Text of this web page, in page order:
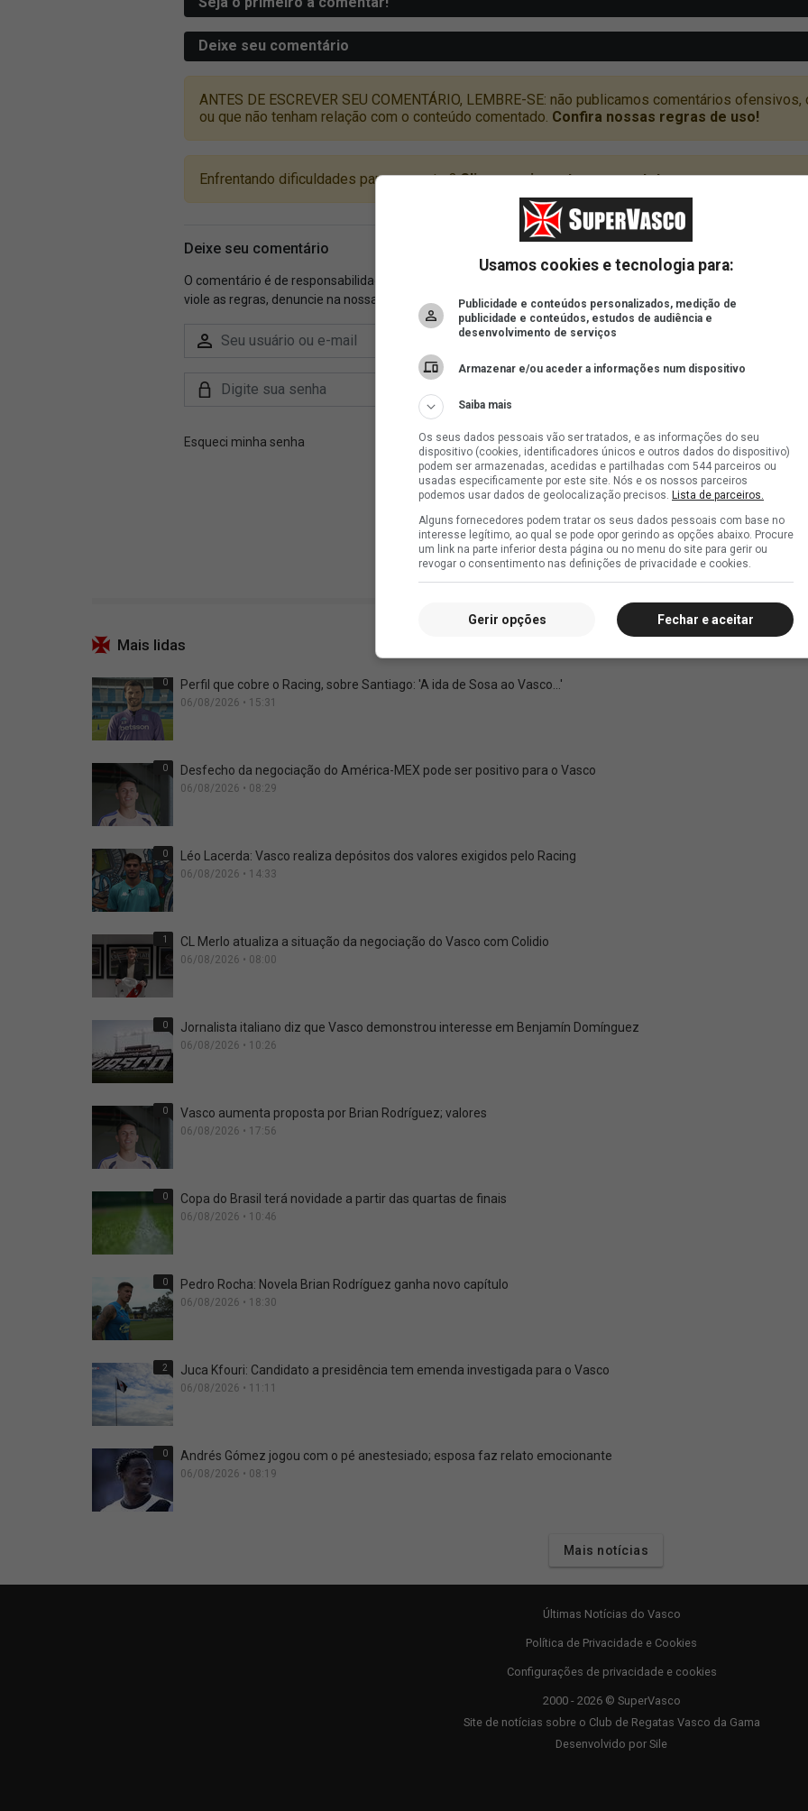
Mais lidas
0 Perfil que cobre o Racing, sobre Santiago: 'A ida de Sosa ao Vasco...'
06/08/2026 • 15:31
0 Desfecho da negociação do América-MEX pode ser positivo para o Vasco
06/08/2026 • 08:29
0 Léo Lacerda: Vasco realiza depósitos dos valores exigidos pelo Racing
06/08/2026 • 14:33
1 CL Merlo atualiza a situação da negociação do Vasco com Colidio
06/08/2026 • 08:00
0 Jornalista italiano diz que Vasco demonstrou interesse em Benjamín Domínguez
06/08/2026 • 10:26
0 Vasco aumenta proposta por Brian Rodríguez; valores
06/08/2026 • 17:56
0 Copa do Brasil terá novidade a partir das quartas de finais
06/08/2026 • 10:46
0 Pedro Rocha: Novela Brian Rodríguez ganha novo capítulo
06/08/2026 • 18:30
2 Juca Kfouri: Candidato a presidência tem emenda investigada para o Vasco
06/08/2026 • 11:11
0 Andrés Gómez jogou com o pé anestesiado; esposa faz relato emocionante
06/08/2026 • 08:19
Mais notícias
Últimas Notícias do Vasco
Política de Privacidade e Cookies
Configurações de privacidade e cookies
2000 - 2026 © SuperVasco
Site de notícias sobre o Club de Regatas Vasco da Gama
Desenvolvido por Sile
Usamos cookies e tecnologia para:
Publicidade e conteúdos personalizados, medição de
publicidade e conteúdos, estudos de audiência e
desenvolvimento de serviços
Armazenar e/ou aceder a informações num dispositivo
Saiba mais
Os seus dados pessoais vão ser tratados, e as informações do seu
dispositivo (cookies, identificadores únicos e outros dados do dispositivo)
podem ser armazenadas, acedidas e partilhadas com 544 parceiros ou
usadas especificamente por este site. Nós e os nossos parceiros
podemos usar dados de geolocalização precisos. Lista de parceiros.
Alguns fornecedores podem tratar os seus dados pessoais com base no
interesse legítimo, ao qual se pode opor gerindo as opções abaixo. Procure
um link na parte inferior desta página ou no menu do site para gerir ou
revogar o consentimento nas definições de privacidade e cookies.
Fechar e aceitar
Gerir opções